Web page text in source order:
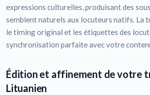
expressions culturelles, produisant des
semblent naturels aux locuteurs natifs. La
le timing original et les étiquettes des
synchronisation parfaite avec votre
Édition et affinement de votre
Lituanien